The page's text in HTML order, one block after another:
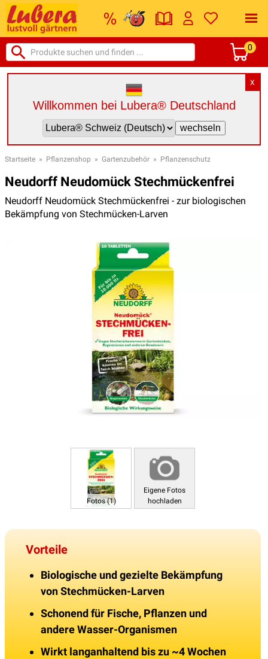
0
X
Willkommen bei Lubera® Deutschland
Startseite » Pflanzenshop » Gartenzubehör » Pflanzenschutz
Neudorff Neudomück Stechmückenfrei
Neudorff Neudomück Stechmückenfrei - zur biologischen
Bekämpfung von Stechmücken-Larven
Fotos (1)
Eigene Fotos
hochladen
Vorteile
Biologische und gezielte Bekämpfung
von Stechmücken-Larven
Schonend für Fische, Pflanzen und
andere Wasser-Organismen
Wirkt langanhaltend bis zu ~4 Wochen